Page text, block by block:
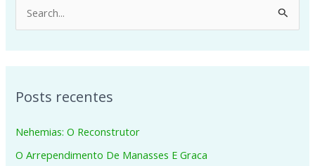
e
u
s
a
Posts recentes
Nehemias: O Reconstrutor
O Arrependimento De Manasses E Graca